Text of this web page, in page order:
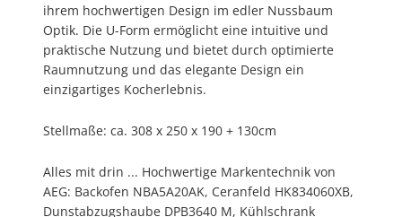
ihrem hochwertigen Design im edler Nussbaum
Optik. Die U-Form ermöglicht eine intuitive und
praktische Nutzung und bietet durch optimierte
Raumnutzung und das elegante Design ein
einzigartiges Kocherlebnis.
Stellmaße: ca. 308 x 250 x 190 + 130cm
Alles mit drin ... Hochwertige Markentechnik von
AEG: Backofen NBA5A20AK, Ceranfeld HK834060XB,
Dunstabzugshaube DPB3640 M, Kühlschrank